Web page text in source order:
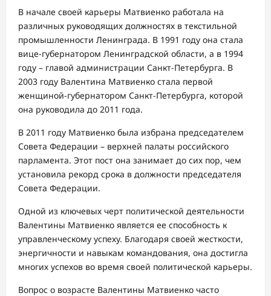
В начале своей карьеры Матвиенко работала на
различных руководящих должностях в текстильной
промышленности Ленинграда. В 1991 году она стала
вице-губернатором Ленинградской области, а в 1994
году – главой администрации Санкт-Петербурга. В
2003 году Валентина Матвиенко стала первой
женщиной-губернатором Санкт-Петербурга, которой
она руководила до 2011 года.
В 2011 году Матвиенко была избрана председателем
Совета Федерации – верхней палаты российского
парламента. Этот пост она занимает до сих пор, чем
установила рекорд срока в должности председателя
Совета Федерации.
Одной из ключевых черт политической деятельности
Валентины Матвиенко является ее способность к
управленческому успеху. Благодаря своей жесткости,
энергичности и навыкам командования, она достигла
многих успехов во время своей политической карьеры.
Вопрос о возрасте Валентины Матвиенко часто